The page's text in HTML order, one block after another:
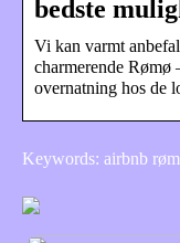
bedste
Vi kan varmt
charmerende
overnatning hos de
Keywords: airbnb